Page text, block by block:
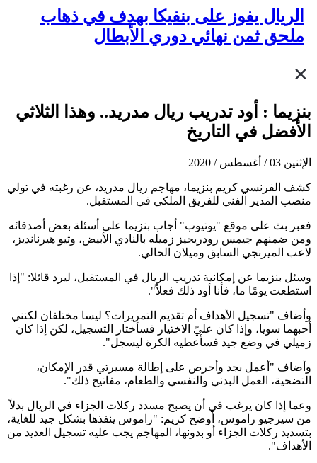
الريال يفوز على بنفيكا بهدف في ذهاب
ملحق ثمن نهائي دوري الأبطال
بنزيما : أود تدريب ريال مدريد.. وهذا الثلاثي
الأفضل في التاريخ
الإثنين 03 / أغسطس / 2020
كشف الفرنسي كريم بنزيما، مهاجم ريال مدريد، عن رغبته في تولي
منصب المدير الفني للفريق الملكي في المستقبل.
فعبر بث على موقع "يوتيوب" أجاب بنزيما على أسئلة بعض أصدقائه
ومن ضمنهم جيمس رودريجيز زميله بالنادي الأبيض، وثيو هيرنانديز،
لاعب الميرنجي السابق وميلان الحالي.
وسئل بنزيما عن إمكانية تدريب الريال في المستقبل، ليرد قائلا: "إذا
استطعت يومًا ما، فأنا أود ذلك فعلاً".
وأضاف "تسجيل الأهداف أم تقديم التمريرات؟ ليسا مختلفان لكنني
أحبهما سويا، وإذا كان عليّ الاختيار فسأختار التسجيل، لكن إذا كان
زميلي في وضع جيد فسأعطيه الكرة ليسجل".
وأضاف "أعمل بجد وأحرص على إطالة مسيرتي قدر الإمكان،
التضحية، العمل البدني والنفسي والطعام، مفاتيح ذلك".
وعما إذا كان يرغب في أن يصبح مسدد ركلات الجزاء في الريال بدلاً
من سيرجيو راموس، أوضح كريم: "راموس ينفذها بشكل جيد للغاية،
بتسديد ركلات الجزاء أو بدونها، المهاجم يجب عليه تسجيل العديد من
الأهداف".